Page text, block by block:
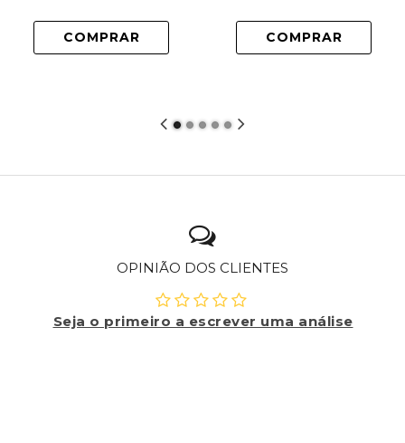
COMPRAR COMPRAR
OPINIÃO DOS CLIENTES
Seja o primeiro a escrever uma análise